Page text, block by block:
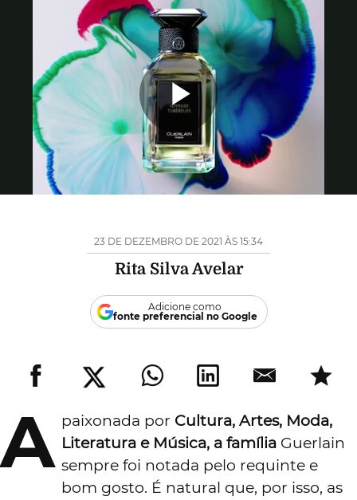
23 DE DEZEMBRO DE 2021 ÀS 15:34
Rita Silva Avelar
Adicione como
fonte preferencial no Google
A paixonada por Cultura, Artes, Moda,
Literatura e Música, a família Guerlain
sempre foi notada pelo requinte e
bom gosto. É natural que, por isso, as